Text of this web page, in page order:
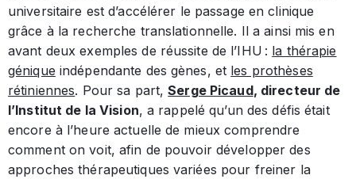
universitaire est d’accélérer le passage en clinique
grâce à la recherche translationnelle. Il a ainsi mis en
avant deux exemples de réussite de l’IHU : la thérapie
génique indépendante des gènes, et les prothèses
rétiniennes. Pour sa part,Serge Picaud, directeur de
l’Institut de la Vision, a rappelé qu’un des défis était
encore à l’heure actuelle de mieux comprendre
comment on voit, afin de pouvoir développer des
approches thérapeutiques variées pour freiner la